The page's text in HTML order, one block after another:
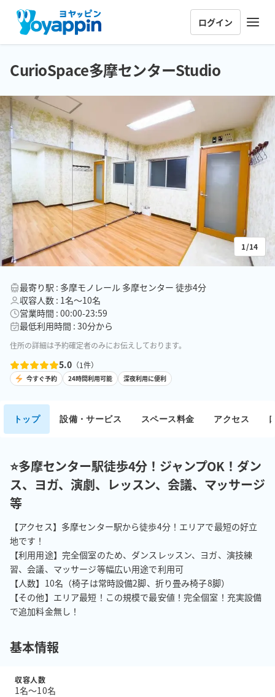
ログイン
1/14
最寄り駅 : 多摩モノレール 多摩センター 徒歩4分
収容人数 : 1名〜10名
営業時間 : 00:00-23:59
最低利用時間 : 30分から
住所の詳細は予約確定者のみにお伝えしております。
5.0 （1件）
今すぐ予約 24時間利用可能 深夜利用に便利
CurioSpace多摩センターStudio
トップ 設備・サービス スペース料金 アクセス
⭐多摩センター駅徒歩4分！ジャンプOK！ダン
ス、ヨガ、演劇、レッスン、会議、マッサージ
等
【アクセス】多摩センター駅から徒歩4分！エリアで最短の好立
地です！
【利用用途】完全個室のため、ダンスレッスン、ヨガ、演技練
習、会議、マッサージ等幅広い用途で利用可
【人数】10名（椅子は常時設備2脚、折り畳み椅子8脚）
【その他】エリア最短！この規模で最安値！完全個室！充実設備
で追加料金無し！
基本情報
収容人数
1名〜10名